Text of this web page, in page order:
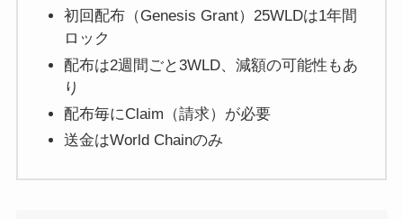
初回配布（Genesis Grant）25WLDは1年間
ロック
配布は2週間ごと3WLD、減額の可能性もあ
り
配布毎にClaim（請求）が必要
送金はWorld Chainのみ